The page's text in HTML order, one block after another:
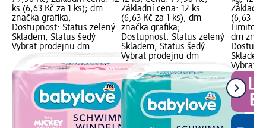
ks (6,63 Kč za 1 ks); dm
značka grafika;
Dostupnost: Status zelený
Skladem, Status šedý
Vybrat prodejnu dm
Základní cena: 12 ks
(6,63 Kč za 1 ks); dm
značka grafika;
Dostupnost: Status zelený
Skladem, Status šedý
Vybrat prodejnu dm
Základní
(6,63 Kč
dm
Vybrat